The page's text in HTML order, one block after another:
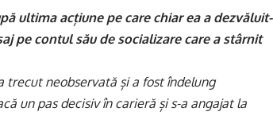
ultima acțiune pe care chiar ea a dezvăluit-
pe contul său de socializare care a stârnit
trecut neobservată și a fost îndelung
un pas decisiv în carieră și s-a angajat la